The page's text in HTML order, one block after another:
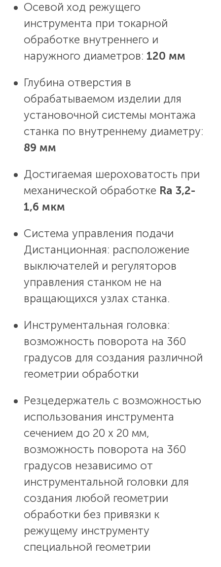
Осевой ход режущего
инструмента при токарной
обработке внутреннего и
наружного диаметров: 120 мм
Глубина отверстия в
обрабатываемом изделии для
установочной системы монтажа
станка по внутреннему диаметру:
89 мм
Достигаемая шероховатость при
механической обработке Ra 3,2-
1,6 мкм
Система управления подачи
Дистанционная: расположение
выключателей и регуляторов
управления станком не на
вращающихся узлах станка.
Инструментальная головка:
возможность поворота на 360
градусов для создания различной
геометрии обработки
Резцедержатель с возможностью
использования инструмента
сечением до 20 х 20 мм,
возможность поворота на 360
градусов независимо от
инструментальной головки для
создания любой геометрии
обработки без привязки к
режущему инструменту
специальной геометрии